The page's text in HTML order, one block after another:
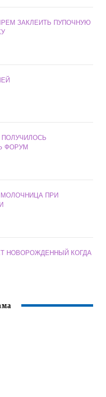
ЗАКЛЕИТЬ ПУПОЧНУЮ
ПОЛУЧИЛОСЬ
ФОРУМ
МОЛОЧНИЦА ПРИ
НОВОРОЖДЕННЫЙ КОГДА